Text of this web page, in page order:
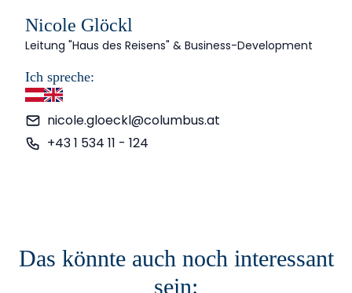
Nicole Glöckl
Leitung "Haus des Reisens" & Business-Development
Ich spreche:
nicole.gloeckl@columbus.at
+43 1 534 11 - 124
Das könnte auch noch interessant
sein: